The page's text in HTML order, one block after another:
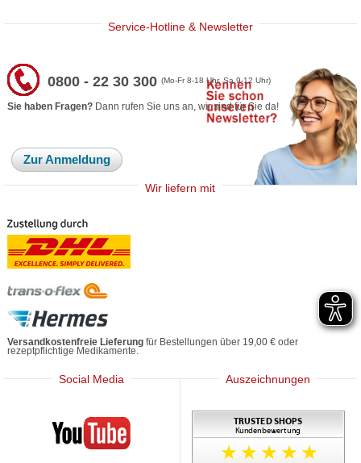
Service-Hotline & Newsletter
0800 - 22 30 300(Mo-Fr 8-18 Uhr, Sa 9-12 Uhr)
Sie haben Fragen? Dann rufen Sie uns an, wir sind für Sie da!
Zur Anmeldung
Wir liefern mit
Versandkostenfreie Lieferung für Bestellungen über 19,00 € oder
rezeptpflichtige Medikamente.
Social Media
Mediherz
Auszeichnungen